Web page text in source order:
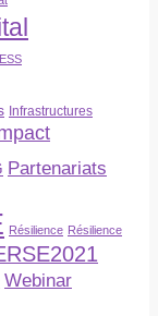
ESS
Infrastructures
Partenariats
Résilience Résilience
Webinar